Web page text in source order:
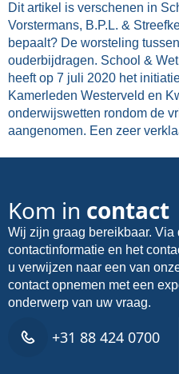
Dit artikel is verschenen in
Vorstermans, B.P.L. &
bepaalt? De worsteling
ouderbijdragen. School &
heeft op 7 juli 2020 het
Kamerleden Westerveld en
onderwijswetten rondom de
aangenomen. Een zeer
Kom in contact
Wij zijn graag bereikbaar. Via
contactinformatie en het
u verwijzen naar een van
contact opnemen met een
onderwerp van uw vraag.
+31 88 424 0700